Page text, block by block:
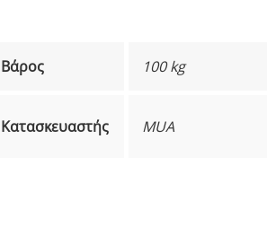
Βάρος 100 kg
Κατασκευαστής MUA